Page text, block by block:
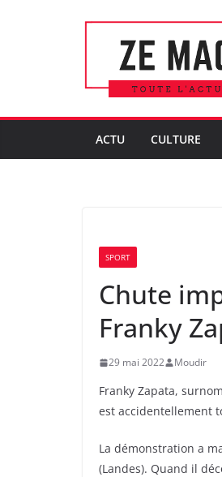
ACTU CULTURE
SPORT
Chute
Franky
29 mai 2022 Moudir
Franky Zapata,
est accidentellement
La démonstration a
(Landes). Quand il